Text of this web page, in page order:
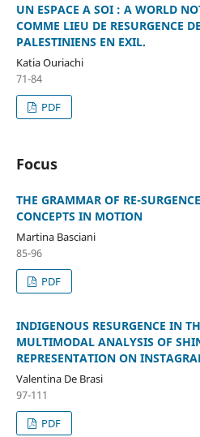
UN ESPACE A SOI : A WORLD
COMME LIEU DE RESURGENCE
PALESTINIENS EN EXIL.
Katia Ouriachi
71-84
PDF
Focus
THE GRAMMAR OF RE-
CONCEPTS IN MOTION
Martina Basciani
85-96
PDF
INDIGENOUS RESURGENCE IN
MULTIMODAL ANALYSIS OF
REPRESENTATION ON
Valentina De Brasi
97-111
PDF